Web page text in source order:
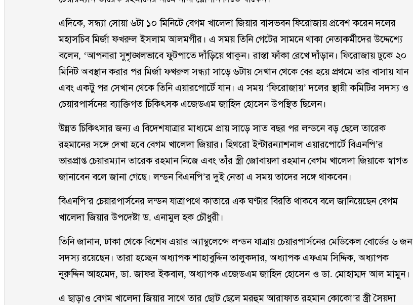
এদিকে, সন্ধ্যা সোয়া ৬টা ১০ মিনিটে বেগম খালেদা জিয়ার বাসভবন ফিরোজায় প্রবেশ করেন দলের
মহাসচিব মির্জা ফখরুল ইসলাম আলমগীর। এ সময় তিনি গেটের সামনে থাকা নেতাকর্মীদের উদ্দেশ্যে
বলেন, ‘আপনারা সুশৃঙ্খলভাবে ফুটপাতে দাঁড়িয়ে থাকুন। রাস্তা ফাঁকা রেখে দাঁড়ান। ফিরোজায় ঢুকে ২০
মিনিট অবস্থান করার পর মির্জা ফখরুল সন্ধ্যা সাড়ে ৬টায় সেখান থেকে বের হয়ে প্রথমে তার বাসায় যান
এবং একটু পর সেখান থেকে তিনি এয়ারপোর্টে যান। এ সময় ‘ফিরোজায়’ দলের স্থায়ী কমিটির সদস্য ও
চেয়ারপার্সনের ব্যাক্তিগত চিকিৎসক এজেডএম জাহিদ হোসেন উপস্থিত ছিলেন।
উন্নত চিকিৎসার জন্য এ বিদেশযাত্রার মাধ্যমে প্রায় সাড়ে সাত বছর পর লন্ডনে বড় ছেলে তারেক
রহমানের সঙ্গে দেখা হবে বেগম খালেদা জিয়ার। হিথরো ইন্টারন্যাশনাল এয়ারপোর্টে বিএনপি’র
ভারপ্রাপ্ত চেয়ারম্যান তারেক রহমান নিজে এবং তাঁর স্ত্রী জোবায়দা রহমান বেগম খালেদা জিয়াকে স্বাগত
জানাবেন বলে জানা গেছে। লন্ডন বিএনপি’র দুই নেতা এ সময় তাদের সঙ্গে থাকবেন।
বিএনপি’র চেয়ারপার্সনের লন্ডন যাত্রাপথে কাতারে এক ঘণ্টার বিরতি থাকবে বলে জানিয়েছেন বেগম
খালেদা জিয়ার উপদেষ্টা ড. এনামুল হক চৌধুরী।
তিনি জানান, ঢাকা থেকে বিশেষ এয়ার অ্যাম্বুলেন্সে লন্ডন যাত্রায় চেয়ারপার্সনের মেডিকেল বোর্ডের ৬ জন
সদস্য রয়েছেন। তারা হচ্ছেন অধ্যাপক শাহাবুদ্দিন তালুকদার, অধ্যাপক এফএম সিদ্দিক, অধ্যাপক
নুরুদ্দিন আহমেদ, ডা. জাফর ইকবাল, অধ্যাপক এজেডএম জাহিদ হোসেন ও ডা. মোহাম্মদ আল মামুন।
এ ছাড়াও বেগম খালেদা জিয়ার সাথে তার ছোট ছেলে মরহুম আরাফাত রহমান কোকো’র স্ত্রী সৈয়দা